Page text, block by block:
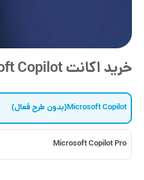
خرید اکانت Microsoft Copilot
Microsoft Copilot(بدون طرح فعال)
Microsoft Copilot Pro